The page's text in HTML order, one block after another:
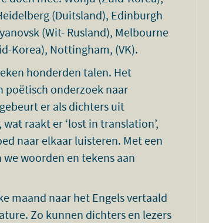
(Duitsland), Edinburgh
(Wit- Rusland), Melbourne
Korea), Nottingham, (VK).
honderden talen. Het
onderzoek naar
er als dichters uit
raakt er ‘lost in translation’,
naar elkaar luisteren. Met een
woorden en tekens aan
maand naar het Engels vertaald
Zo kunnen dichters en lezers